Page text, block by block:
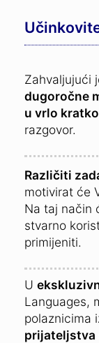
Zahvaljujući
dugoročne
u vrlo
razgovor.
Različiti
motivirat će
Na taj način
stvarno
primijeniti.
U
Languages,
polaznicima
prijateljstva